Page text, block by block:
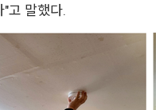
고 말했다.